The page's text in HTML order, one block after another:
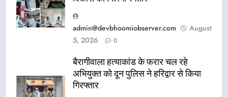
admin@devbhoomiobserver.com
August
5, 2026
0
बैरागीवाला हत्याकांड के फरार चल रहे
अभियुक्त को दून पुलिस ने हरिद्वार से किया
गिरफ्तार